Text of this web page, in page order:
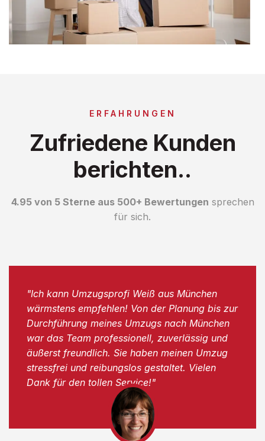
ERFAHRUNGEN
Zufriedene Kunden
berichten..
4.95 von 5 Sterne aus 500+ Bewertungen sprechen
für sich.
"Ich kann Umzugsprofi Weiß aus München
wärmstens empfehlen! Von der Planung bis zur
Durchführung meines Umzugs nach München
war das Team professionell, zuverlässig und
äußerst freundlich. Sie haben meinen Umzug
stressfrei und reibungslos gestaltet. Vielen
Dank für den tollen Service!"